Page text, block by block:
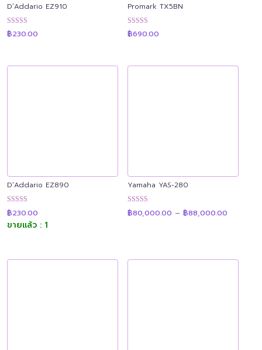
D’Addario EZ910
ให้คะแนน
4.90
฿230.00
Promark TX5BN
ให้คะแนน
4.88
฿690.00
D’Addario EZ890
ให้คะแนน
4.88
ตั้งแต่ 1-5
฿230.00
ขายแล้ว : 1
Yamaha YAS-280
ให้คะแนน
4.91
฿80,000.00 – ฿88,000.00range: